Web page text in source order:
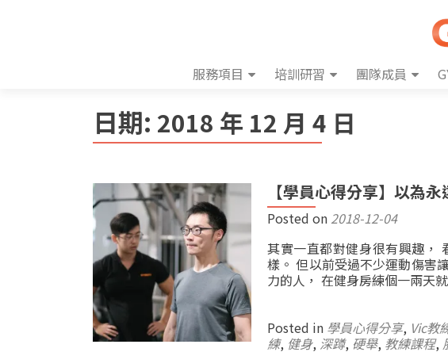
服務項目 培訓研習 團隊成員
日期: 2018 年 12 月 4 日
【學員心得分享】以為
Posted on 2018-12-04
其實一直都對健身很有興趣，
樣。 但以前受過不少運動傷害
力的人， 在健身房練個一兩天
Posted in 學員心得分享, Vic教
練, 健身, 深蹲, 硬舉, 教練課程,